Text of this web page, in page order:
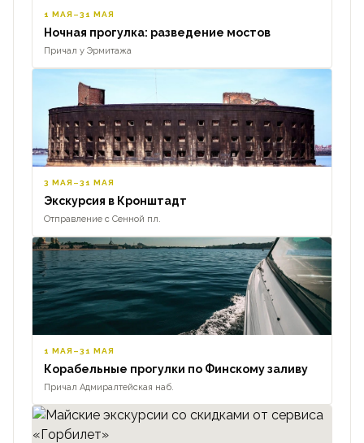
1 МАЯ–31 МАЯ
Ночная прогулка: разведение мостов
Причал у Эрмитажа
3 МАЯ–31 МАЯ
Экскурсия в Кронштадт
Отправление с Сенной пл.
1 МАЯ–31 МАЯ
Корабельные прогулки по Финскому заливу
Причал Адмиралтейская наб.